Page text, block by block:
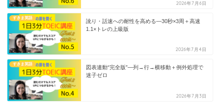
2026年7月6日
すきま英語
訛り・話速への耐性を高める—30秒×3周＋高速
1.1×トレの上級版
2026年7月4日
すきま英語
図表連動“完全版”—列→行→横移動＋例外処理で
迷子ゼロ
2026年7月3日